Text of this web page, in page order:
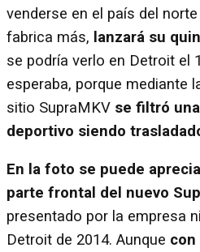
venderse en el país del
fabrica más, lanzará su
se podría verlo en Detroit el
esperaba, porque mediante
sitio SupraMKV se filtró
deportivo siendo
En la foto se puede
parte frontal del nuevo
presentado por la empresa
Detroit de 2014. Aunque con